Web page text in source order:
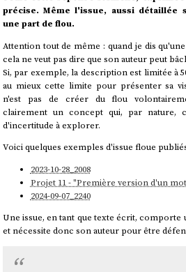
précise. Même l'issue, aussi détaillée
une part de flou.
Attention tout de même : quand je dis
cela ne veut pas dire que son auteur peut
Si, par exemple, la description est limitée à
au mieux cette limite pour présenter sa
n'est pas de créer du flou
clairement un concept qui, par nature,
d'incertitude à explorer.
Voici quelques exemples d'issue floue
2023-10-28_2008
Projet 11 - "Première version d'un
2024-09-07_2240
Une issue, en tant que texte écrit,
et nécessite donc son auteur pour être